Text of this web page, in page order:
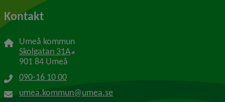
Kontakt
Umeå kommun
Skolgatan 31A Länk till annan webbplats, öppnas i nytt
901 84 Umeå
090-16 10 00
umea.kommun@umea.se